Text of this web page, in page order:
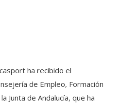
ha recibido el
de Empleo, Formación
Junta de Andalucía, que ha